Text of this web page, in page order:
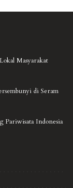
Masyarakat
di Seram
Pariwisata Indonesia